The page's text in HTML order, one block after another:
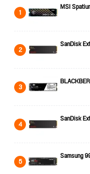
1 MSI
2 SanDisk
3
4 SanDisk
5 Samsung